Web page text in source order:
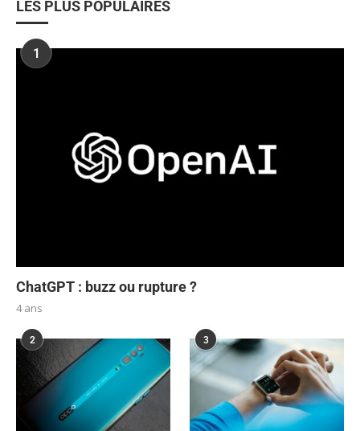
LES PLUS POPULAIRES
1
ChatGPT : buzz ou rupture ?
4 ans
2 3